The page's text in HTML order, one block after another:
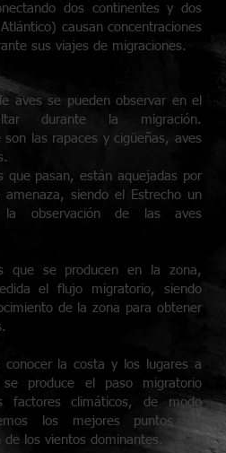
dos continentes y dos
causan concentraciones
sus viajes de migraciones.
aves se pueden observar en el
durante la migración.
son las rapaces y cigüeñas, aves
que pasan, están aquejadas por
amenaza, siendo el Estrecho un
observación de las aves
que se producen en la zona,
el flujo migratorio, siendo
de la zona para obtener
conocer la costa y los lugares a
produce el paso migratorio
factores climáticos, de modo
los mejores puntos de
los vientos dominantes.